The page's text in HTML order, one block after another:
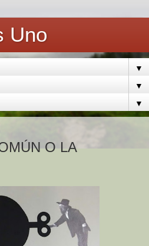
Uno
▼
▼
▼
O LA